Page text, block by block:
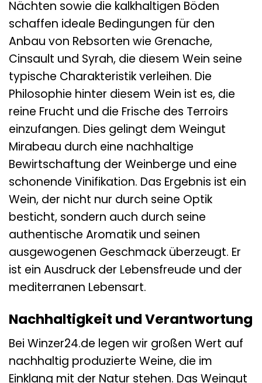
Nächten sowie die kalkhaltigen Böden
schaffen ideale Bedingungen für den
Anbau von Rebsorten wie Grenache,
Cinsault und Syrah, die diesem Wein seine
typische Charakteristik verleihen. Die
Philosophie hinter diesem Wein ist es, die
reine Frucht und die Frische des Terroirs
einzufangen. Dies gelingt dem Weingut
Mirabeau durch eine nachhaltige
Bewirtschaftung der Weinberge und eine
schonende Vinifikation. Das Ergebnis ist ein
Wein, der nicht nur durch seine Optik
besticht, sondern auch durch seine
authentische Aromatik und seinen
ausgewogenen Geschmack überzeugt. Er
ist ein Ausdruck der Lebensfreude und der
mediterranen Lebensart.
Nachhaltigkeit und Verantwortung
Bei Winzer24.de legen wir großen Wert auf
nachhaltig produzierte Weine, die im
Einklang mit der Natur stehen. Das Weingut